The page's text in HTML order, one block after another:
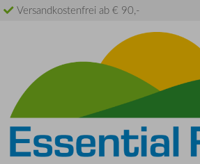
Versandkostenfrei ab € 90,-